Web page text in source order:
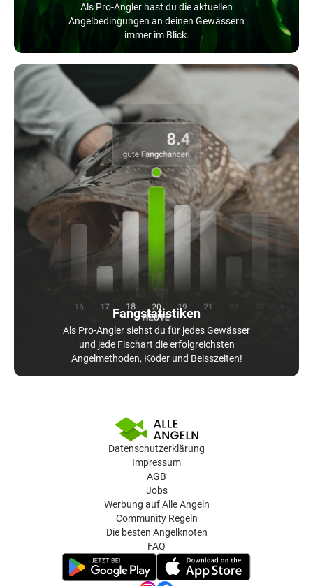
Als Pro-Angler hast du die aktuellen
Angelbedingungen an deinen Gewässern
immer im Blick.
Fangstatistiken
Als Pro-Angler siehst du für jedes Gewässer
und jede Fischart die erfolgreichsten
Angelmethoden, Köder und Beisszeiten!
Datenschutzerklärung
Impressum
AGB
Jobs
Werbung auf Alle Angeln
Community Regeln
Die besten Angelknoten
FAQ